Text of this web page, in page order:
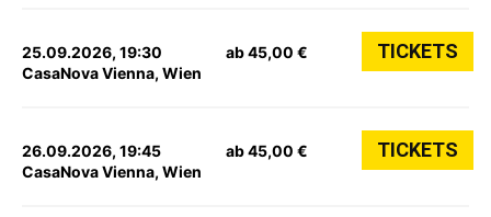
25.09.2026, 19:30
CasaNova Vienna, Wien
ab 45,00 € TICKETS
26.09.2026, 19:45
CasaNova Vienna, Wien
ab 45,00 € TICKETS